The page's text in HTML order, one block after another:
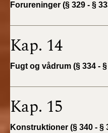
Forureninger (§ 329 - §
Kap. 14
Fugt og vådrum (§ 334 -
Kap. 15
Konstruktioner (§ 340 - §